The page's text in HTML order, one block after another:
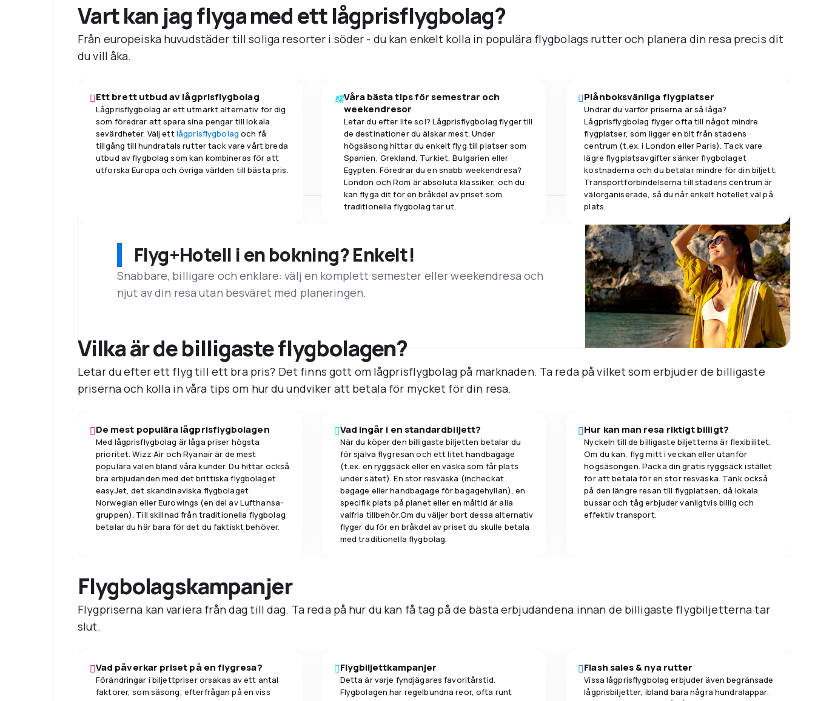
Vart kan jag flyga med ett lågprisflygbolag?
Från europeiska huvudstäder till soliga resorter i söder - du kan enkelt kolla in populära flygbolags rutter och planera din resa precis dit
du vill åka.
Ett brett utbud av lågprisflygbolag
Lågprisflygbolag är ett utmärkt alternativ för dig
som föredrar att spara sina pengar till lokala
sevärdheter. Välj ettlågprisflygbolag och få
tillgång till hundratals rutter tack vare vårt breda
utbud av flygbolag som kan kombineras för att
utforska Europa och övriga världen till bästa pris.
Våra bästa tips för semestrar och
weekendresor
Letar du efter lite sol? Lågprisflygbolag flyger till
de destinationer du älskar mest. Under
högsäsong hittar du enkelt flyg till platser som
Spanien, Grekland, Turkiet, Bulgarien eller
Egypten. Föredrar du en snabb weekendresa?
London och Rom är absoluta klassiker, och du
kan flyga dit för en bråkdel av priset som
traditionella flygbolag tar ut.
Plånboksvänliga flygplatser
Undrar du varför priserna är så låga?
Lågprisflygbolag flyger ofta till något mindre
flygplatser, som ligger en bit från stadens
centrum (t.ex. i London eller Paris). Tack vare
lägre flygplatsavgifter sänker flygbolaget
kostnaderna och du betalar mindre för din biljett.
Transportförbindelserna till stadens centrum är
välorganiserade, så du når enkelt hotellet väl på
plats.
Flyg+Hotell i en bokning? Enkelt!
Snabbare, billigare och enklare: välj en komplett semester eller weekendresa och
njut av din resa utan besväret med planeringen.
Vilka är de billigaste flygbolagen?
Letar du efter ett flyg till ett bra pris? Det finns gott om lågprisflygbolag på marknaden. Ta reda på vilket som erbjuder de billigaste
priserna och kolla in våra tips om hur du undviker att betala för mycket för din resa.
De mest populära lågprisflygbolagen
Med lågprisflygbolag är låga priser högsta
prioritet. Wizz Air och Ryanair är de mest
populära valen bland våra kunder. Du hittar också
bra erbjudanden med det brittiska flygbolaget
easyJet, det skandinaviska flygbolaget
Norwegian eller Eurowings (en del av Lufthansa-
gruppen). Till skillnad från traditionella flygbolag
betalar du här bara för det du faktiskt behöver.
Vad ingår i en standardbiljett?
När du köper den billigaste biljetten betalar du
för själva flygresan och ett litet handbagage
(t.ex. en ryggsäck eller en väska som får plats
under sätet). En stor resväska (incheckat
bagage eller handbagage för bagagehyllan), en
specifik plats på planet eller en måltid är alla
valfria tillbehör.Om du väljer bort dessa alternativ
flyger du för en bråkdel av priset du skulle betala
med traditionella flygbolag.
Hur kan man resa riktigt billigt?
Nyckeln till de billigaste biljetterna är flexibilitet.
Om du kan, flyg mitt i veckan eller utanför
högsäsongen. Packa din gratis ryggsäck istället
för att betala för en stor resväska. Tänk också
på den längre resan till flygplatsen, då lokala
bussar och tåg erbjuder vanligtvis billig och
effektiv transport.
Flygbolagskampanjer
Flygpriserna kan variera från dag till dag. Ta reda på hur du kan få tag på de bästa erbjudandena innan de billigaste flygbiljetterna tar
slut.
Vad påverkar priset på en flygresa?
Förändringar i biljettpriser orsakas av ett antal
faktorer, som säsong, efterfrågan på en viss
Flygbiljettkampanjer
Detta är varje fyndjägares favoritårstid.
Flygbolagen har regelbundna reor, ofta runt
Flash sales & nya rutter
Vissa lågprisflygbolag erbjuder även begränsade
lågprisbiljetter, ibland bara några hundralappar.